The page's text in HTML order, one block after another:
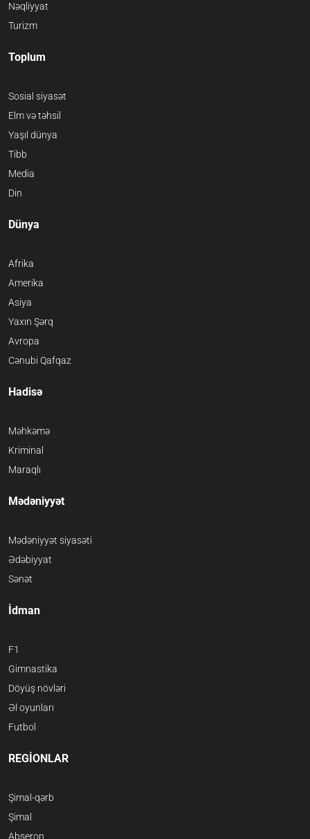
Nəqliyyat
Turizm
Toplum
Sosial siyasət
Elm və təhsil
Yaşıl dünya
Tibb
Media
Din
Dünya
Afrika
Amerika
Asiya
Yaxın Şərq
Avropa
Cənubi Qafqaz
Hadisə
Məhkəmə
Kriminal
Maraqlı
Mədəniyyət
Mədəniyyət siyasəti
Ədəbiyyat
Sənət
İdman
F1
Gimnastika
Döyüş növləri
Əl oyunları
Futbol
REGİONLAR
Şimal-qərb
Şimal
Abşeron